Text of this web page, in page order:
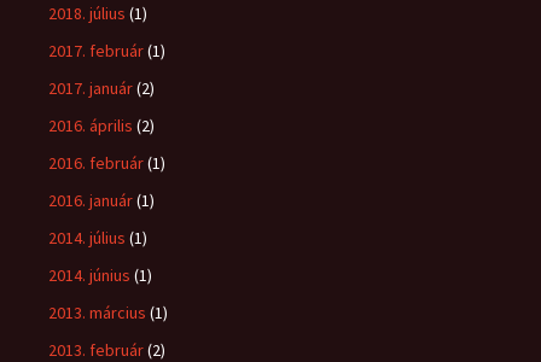
2018. július (1)
2017. február(1)
2017. január(2)
2016. április (2)
2016. február(1)
2016. január(1)
2014. július (1)
2014. június (1)
2013. március (1)
2013. február(2)